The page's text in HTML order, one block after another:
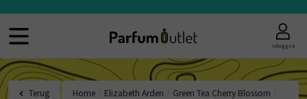
Inloggen
Terug Home Elizabeth Arden Green Tea Cherry Blossom